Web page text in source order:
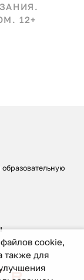
12+
cookie,
также для